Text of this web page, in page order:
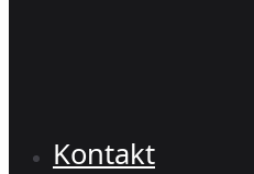
Kontakt